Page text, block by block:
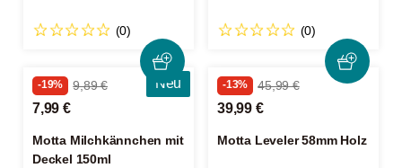
(0) (0)
Neu
-19% 9,89 €
7,99 €
Motta Milchkännchen mit
Deckel 150ml
-13% 45,99 €
39,99 €
Motta Leveler 58mm Holz